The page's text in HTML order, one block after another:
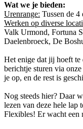
Wat we je bieden:
Urenrange: Tussen de
Werken op diverse
Valk Urmond, Fortuna
Daelenbroeck, De
Het enige dat jij hoeft te
berichtje sturen via
je op, en de rest is
Nog steeds hier? Daar
lezen van deze hele lap
Flexibles! Er wacht een